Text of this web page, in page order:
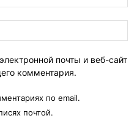
почты и веб-сайт
комментария.
по email.
почтой.